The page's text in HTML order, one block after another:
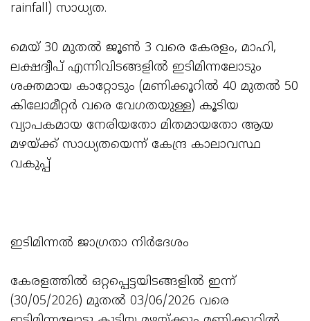
rainfall) സാധ്യത.
മെയ് 30 മുതൽ ജൂൺ 3 വരെ കേരളം, മാഹി,
ലക്ഷദ്വീപ് എന്നിവിടങ്ങളിൽ ഇടിമിന്നലോടും
ശക്തമായ കാറ്റോടും (മണിക്കൂറിൽ 40 മുതൽ 50
കിലോമീറ്റർ വരെ വേഗതയുള്ള) കൂടിയ
വ്യാപകമായ നേരിയതോ മിതമായതോ ആയ
മഴയ്ക്ക് സാധ്യതയെന്ന് കേന്ദ്ര കാലാവസ്ഥ
വകുപ്പ്
ഇടിമിന്നൽ ജാഗ്രതാ നിർദേശം
കേരളത്തിൽ ഒറ്റപ്പെട്ടയിടങ്ങളിൽ ഇന്ന്
(30/05/2026) മുതൽ 03/06/2026 വരെ